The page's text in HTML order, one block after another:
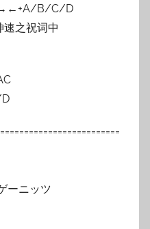
→←+A/B/C/D
速之祝词中
ーニッツ